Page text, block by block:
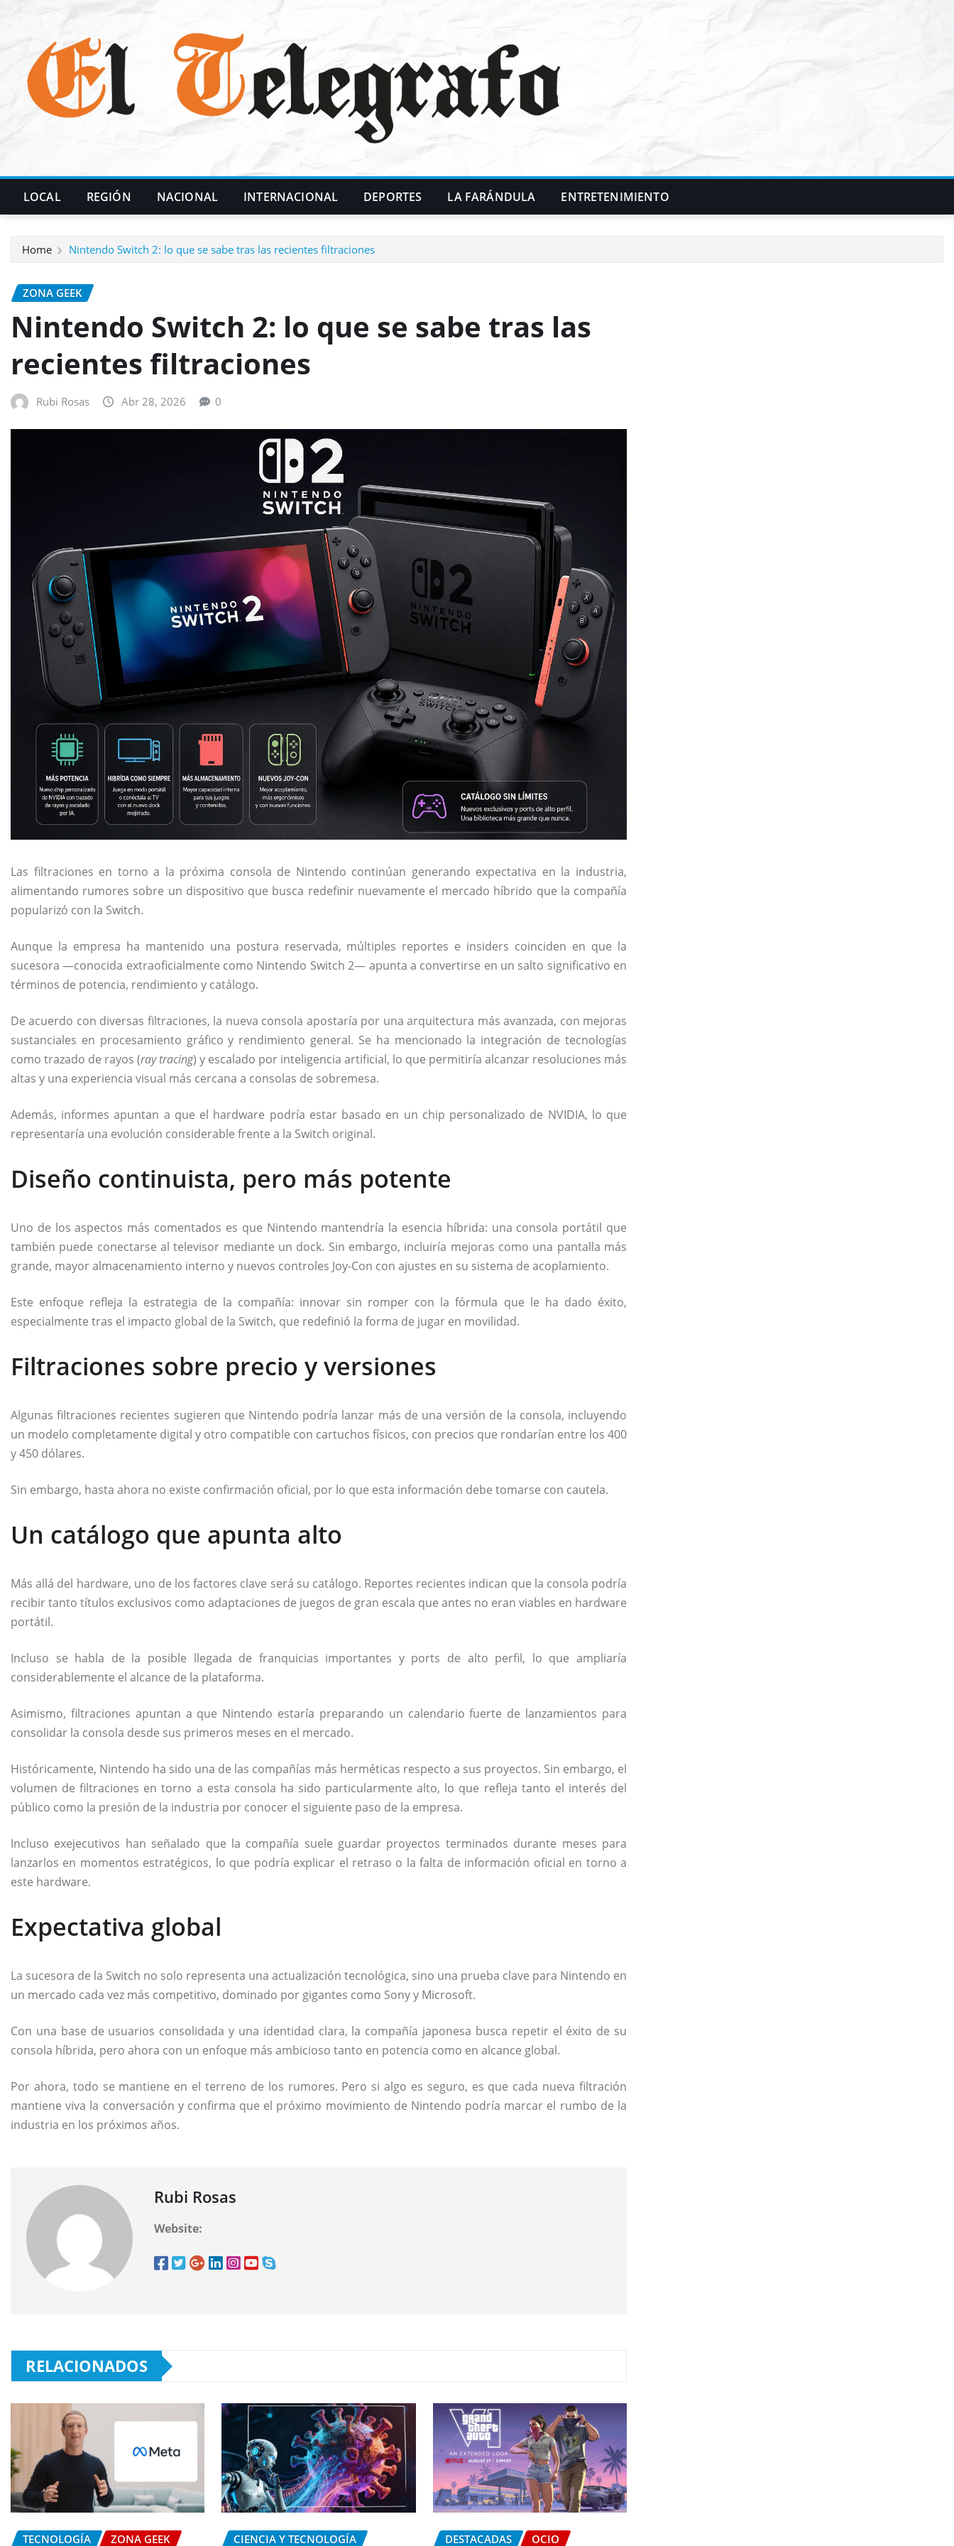
LOCAL REGIÓN NACIONAL INTERNACIONAL DEPORTES LA FARÁNDULA ENTRETENIMIENTO
Home Nintendo Switch 2: lo que se sabe tras las recientes filtraciones
ZONA GEEK
Nintendo Switch 2: lo que se sabe tras las
recientes filtraciones
Rubi Rosas Abr 28, 2026 0
Las filtraciones en torno a la próxima consola de Nintendo continúan generando expectativa en la industria,
alimentando rumores sobre un dispositivo que busca redefinir nuevamente el mercado híbrido que la compañía
popularizó con la Switch.
Aunque la empresa ha mantenido una postura reservada, múltiples reportes e insiders coinciden en que la
sucesora —conocida extraoficialmente como Nintendo Switch 2— apunta a convertirse en un salto significativo en
términos de potencia, rendimiento y catálogo.
De acuerdo con diversas filtraciones, la nueva consola apostaría por una arquitectura más avanzada, con mejoras
sustanciales en procesamiento gráfico y rendimiento general. Se ha mencionado la integración de tecnologías
como trazado de rayos (ray tracing) y escalado por inteligencia artificial, lo que permitiría alcanzar resoluciones más
altas y una experiencia visual más cercana a consolas de sobremesa.
Además, informes apuntan a que el hardware podría estar basado en un chip personalizado de NVIDIA, lo que
representaría una evolución considerable frente a la Switch original.
Diseño continuista, pero más potente
Uno de los aspectos más comentados es que Nintendo mantendría la esencia híbrida: una consola portátil que
también puede conectarse al televisor mediante un dock. Sin embargo, incluiría mejoras como una pantalla más
grande, mayor almacenamiento interno y nuevos controles Joy-Con con ajustes en su sistema de acoplamiento.
Este enfoque refleja la estrategia de la compañía: innovar sin romper con la fórmula que le ha dado éxito,
especialmente tras el impacto global de la Switch, que redefinió la forma de jugar en movilidad.
Filtraciones sobre precio y versiones
Algunas filtraciones recientes sugieren que Nintendo podría lanzar más de una versión de la consola, incluyendo
un modelo completamente digital y otro compatible con cartuchos físicos, con precios que rondarían entre los 400
y 450 dólares.
Sin embargo, hasta ahora no existe confirmación oficial, por lo que esta información debe tomarse con cautela.
Un catálogo que apunta alto
Más allá del hardware, uno de los factores clave será su catálogo. Reportes recientes indican que la consola podría
recibir tanto títulos exclusivos como adaptaciones de juegos de gran escala que antes no eran viables en hardware
portátil.
Incluso se habla de la posible llegada de franquicias importantes y ports de alto perfil, lo que ampliaría
considerablemente el alcance de la plataforma.
Asimismo, filtraciones apuntan a que Nintendo estaría preparando un calendario fuerte de lanzamientos para
consolidar la consola desde sus primeros meses en el mercado.
Históricamente, Nintendo ha sido una de las compañías más herméticas respecto a sus proyectos. Sin embargo, el
volumen de filtraciones en torno a esta consola ha sido particularmente alto, lo que refleja tanto el interés del
público como la presión de la industria por conocer el siguiente paso de la empresa.
Incluso exejecutivos han señalado que la compañía suele guardar proyectos terminados durante meses para
lanzarlos en momentos estratégicos, lo que podría explicar el retraso o la falta de información oficial en torno a
este hardware.
Expectativa global
La sucesora de la Switch no solo representa una actualización tecnológica, sino una prueba clave para Nintendo en
un mercado cada vez más competitivo, dominado por gigantes como Sony y Microsoft.
Con una base de usuarios consolidada y una identidad clara, la compañía japonesa busca repetir el éxito de su
consola híbrida, pero ahora con un enfoque más ambicioso tanto en potencia como en alcance global.
Por ahora, todo se mantiene en el terreno de los rumores. Pero si algo es seguro, es que cada nueva filtración
mantiene viva la conversación y confirma que el próximo movimiento de Nintendo podría marcar el rumbo de la
industria en los próximos años.
Rubi Rosas
Website:
RELACIONADOS
TECNOLOGÍA ZONA GEEK CIENCIA Y TECNOLOGÍA DESTACADAS OCIO